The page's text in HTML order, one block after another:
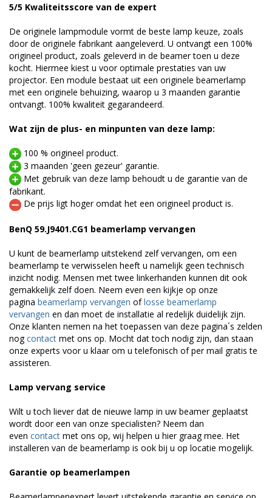
5/5 Kwaliteitsscore van de expert
De originele lampmodule vormt de beste lamp keuze, zoals
door de originele fabrikant aangeleverd. U ontvangt een 100%
origineel product, zoals geleverd in de beamer toen u deze
kocht. Hiermee kiest u voor optimale prestaties van uw
projector. Een module bestaat uit een originele beamerlamp
met een originele behuizing, waarop u 3 maanden garantie
ontvangt. 100% kwaliteit gegarandeerd.
Wat zijn de plus- en minpunten van deze lamp:
100 % origineel product.
3 maanden 'geen gezeur' garantie.
Met gebruik van deze lamp behoudt u de garantie van de
fabrikant.
De prijs ligt hoger omdat het een origineel product is.
BenQ 59.J9401.CG1 beamerlamp vervangen
U kunt de beamerlamp uitstekend zelf vervangen, om een
beamerlamp te verwisselen heeft u namelijk geen technisch
inzicht nodig. Mensen met twee linkerhanden kunnen dit ook
gemakkelijk zelf doen. Neem even een kijkje op onze
pagina beamerlamp vervangen oflosse beamerlamp
vervangen en dan moet de installatie al redelijk duidelijk zijn.
Onze klanten nemen na het toepassen van deze pagina´s zelden
nogcontact met ons op. Mocht dat toch nodig zijn, dan staan
onze experts voor u klaar om u telefonisch of per mail gratis te
assisteren.
Lamp vervang service
Wilt u toch liever dat de nieuwe lamp in uw beamer geplaatst
wordt door een van onze specialisten? Neem dan
even contact met ons op, wij helpen u hier graag mee. Het
installeren van de beamerlamp is ook bij u op locatie mogelijk.
Garantie op beamerlampen